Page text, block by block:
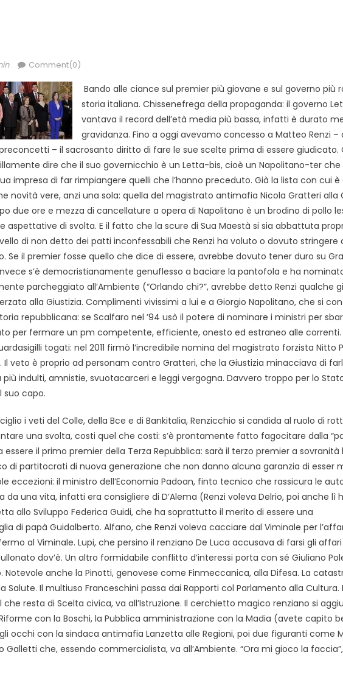
Comment(0)
Bando alle ciance sul premier più giovane e sul governo più
storia italiana. Chissenefrega della propaganda: il governo
vantava il record dell’età media più bassa, infatti è durato
gravidanza. Fino a oggi avevamo concesso a Matteo Renzi –
– il sacrosanto diritto di fare le sue scelte prima di essere giudicato.
dire che il suo governicchio è un Letta-bis, cioè un Napolitano-ter
impresa di far rimpiangere quelli che l’hanno preceduto. Già la lista con cui
novità vere, anzi una sola: quella del magistrato antimafia Nicola Gratteri alla
due ore e mezza di cancellature a opera di Napolitano è un brodino di pollo
aspettative di svolta. E il fatto che la scure di Sua Maestà si sia abbattuta
di non detto dei patti inconfessabili che Renzi ha voluto o dovuto stringere
Se il premier fosse quello che dice di essere, avrebbe dovuto tener duro su
s’è democristianamente genuflesso a baciare la pantofola e ha
parcheggiato all’Ambiente (“Orlando chi?”, avrebbe detto Renzi qualche
alla Giustizia. Complimenti vivissimi a lui e a Giorgio Napolitano, che si
repubblicana: se Scalfaro nel ’94 usò il potere di nominare i ministri per
per fermare un pm competente, efficiente, onesto ed estraneo alle correnti.
togati: nel 2011 firmò l’incredibile nomina del magistrato forzista Nitto
Il veto è proprio ad personam contro Gratteri, che la Giustizia minacciava di
più indulti, amnistie, svuotacarceri e leggi vergogna. Davvero troppo per lo
capo.
i veti del Colle, della Bce e di Bankitalia, Renzicchio si candida al ruolo di
una svolta, costi quel che costi: s’è prontamente fatto fagocitare dalla
il primo premier della Terza Repubblica: sarà il terzo premier a
di partitocrati di nuova generazione che non danno alcuna garanzia di esser
eccezioni: il ministro dell’Economia Padoan, finto tecnico che rassicura le
una vita, infatti era consigliere di D’Alema (Renzi voleva Delrio, poi anche lì
allo Sviluppo Federica Guidi, che ha soprattutto il merito di essere una
di papà Guidalberto. Alfano, che Renzi voleva cacciare dal Viminale per
al Viminale. Lupi, che persino il renziano De Luca accusava di farsi gli
dov’è. Un altro formidabile conflitto d’interessi porta con sé Giuliano
Notevole anche la Pinotti, genovese come Finmeccanica, alla Difesa. La
Salute. Il multiuso Franceschini passa dai Rapporti col Parlamento alla Cultura.
che resta di Scelta civica, va all’Istruzione. Il cerchietto magico renziano si
con la Boschi, la Pubblica amministrazione con la Madia (avete capito
occhi con la sindaca antimafia Lanzetta alle Regioni, poi due figuranti come
Galletti che, essendo commercialista, va all’Ambiente. “Ora mi gioco la